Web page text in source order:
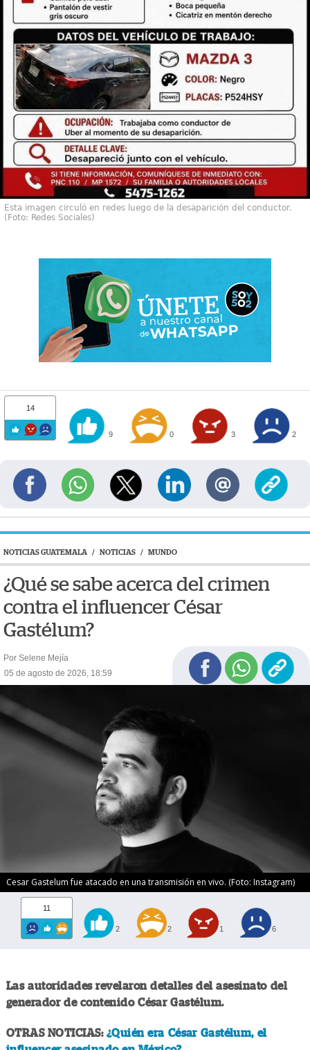
Esta imagen circuló en redes luego de la desaparición del conductor.
(Foto: Redes Sociales)
14
9 0 3 2
NOTICIAS GUATEMALA / NOTICIAS / MUNDO
¿Qué se sabe acerca del crimen
contra el influencer César
Gastélum?
Por Selene Mejía
05 de agosto de 2026, 18:59
Cesar Gastelum fue atacado en una transmisión en vivo. (Foto: Instagram)
11
2 2 1 6
Las autoridades revelaron detalles del asesinato del
generador de contenido César Gastélum.
OTRAS NOTICIAS: ¿Quién era César Gastélum, el